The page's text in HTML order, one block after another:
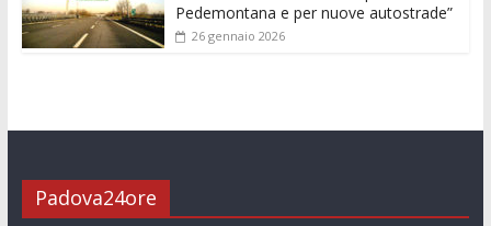
Pedemontana e per nuove autostrade”
26 gennaio 2026
Padova24ore